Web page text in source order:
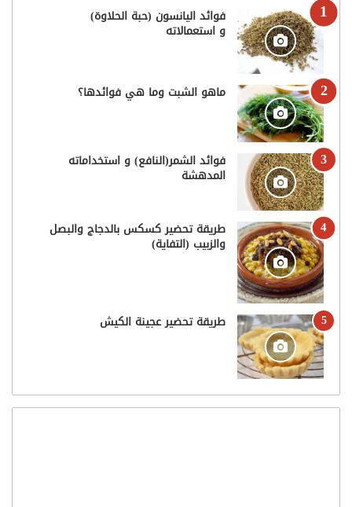
فوائد اليانسون (حبة الحلاوة)
و استعمالاته
ماهو الشبت وما هي فوائدها؟
فوائد الشمر(النافع) و استخداماته
المدهشة
طريقة تحضير كسكس بالدجاج والبصل
والزبيب (التفاية)
طريقة تحضير عجينة الكيش